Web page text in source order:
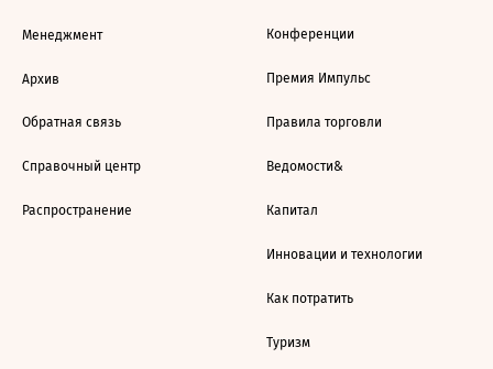
Менеджмент
Архив
Обратная связь
Справочный центр
Распространение
Конференции
Премия Импульс
Правила торговли
Ведомости&
Капитал
Инновации и технологии
Как потратить
Туризм